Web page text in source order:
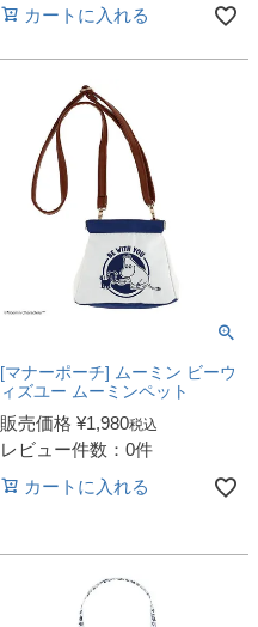
カートに入れる
[マナーポーチ] ムーミン ビーウ
ィズユー ムーミンペット
販売価格 ¥1,980税込
レビュー件数：0件
カートに入れる